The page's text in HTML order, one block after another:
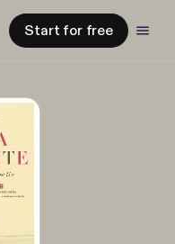
Start for free